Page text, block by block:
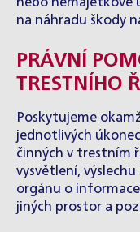
na náhradu škody
PRÁVNÍ
TRESTNÍHO
Poskytujeme
jednotlivých
činných v trestním
vysvětlení,
orgánu o
jiných prostor a